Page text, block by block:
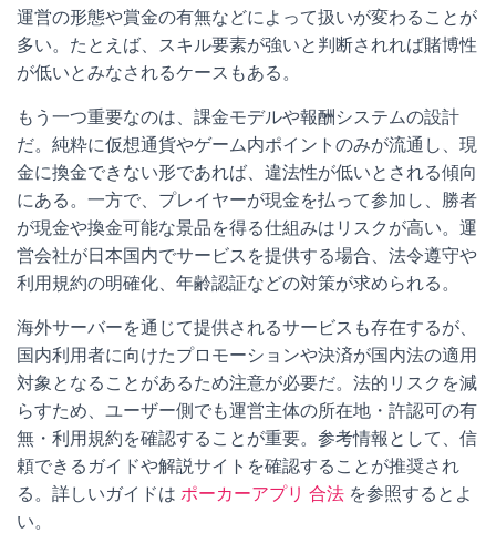
運営の形態や賞金の有無などによって扱いが変わることが
多い。たとえば、スキル要素が強いと判断されれば賭博性
が低いとみなされるケースもある。
もう一つ重要なのは、課金モデルや報酬システムの設計
だ。純粋に仮想通貨やゲーム内ポイントのみが流通し、現
金に換金できない形であれば、違法性が低いとされる傾向
にある。一方で、プレイヤーが現金を払って参加し、勝者
が現金や換金可能な景品を得る仕組みはリスクが高い。運
営会社が日本国内でサービスを提供する場合、法令遵守や
利用規約の明確化、年齢認証などの対策が求められる。
海外サーバーを通じて提供されるサービスも存在するが、
国内利用者に向けたプロモーションや決済が国内法の適用
対象となることがあるため注意が必要だ。法的リスクを減
らすため、ユーザー側でも運営主体の所在地・許認可の有
無・利用規約を確認することが重要。参考情報として、信
頼できるガイドや解説サイトを確認することが推奨され
る。詳しいガイドは ポーカーアプリ 合法 を参照するとよ
い。